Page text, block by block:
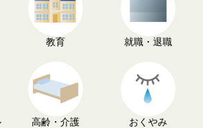
教育 就職・退職
高齢・介護 おくやみ